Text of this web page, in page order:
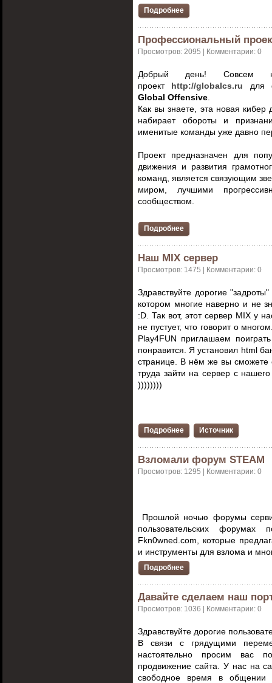
Подробнее
Профессиональный
Просмотров: 2095 | Комментарии: 0
Добрый день! Совсем
проект http://globalcs.ru для
Global Offensive
Как вы знаете, эта новая
набирает обороты и
именитые команды уже давно
Проект предназначен для
движения и развития
команд, является связующим
миром, лучшими
сообществом.
Подробнее
Наш MIX сервер
Просмотров: 1475 | Комментарии: 0
Здравствуйте дорогие
котором многие наверно и не
:D. Так вот, этот сервер MIX у
не пустует, что говорит о
Play4FUN приглашаем
понравится. Я установил html
странице. В нём же вы сможете
труда зайти на сервер с
))))))))
Подробнее Источник
Взломали форум STEAM
Просмотров: 1295 | Комментарии: 0
Прошлой ночью форумы
пользовательских форумах
Fkn0wned.com, которые
и инструменты для взлома и
Подробнее
Давайте сделаем наш
Просмотров: 1036 | Комментарии: 0
Здравствуйте дорогие
В связи с грядущими
настоятельно просим вас
продвижение сайта. У нас на
свободное время в общении